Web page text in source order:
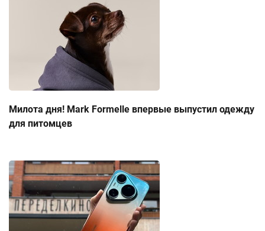
Милота дня! Mark Formelle впервые выпустил одежду
для питомцев